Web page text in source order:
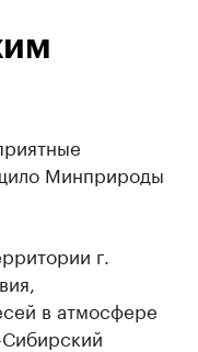
Минприроды
г.
в атмосфере